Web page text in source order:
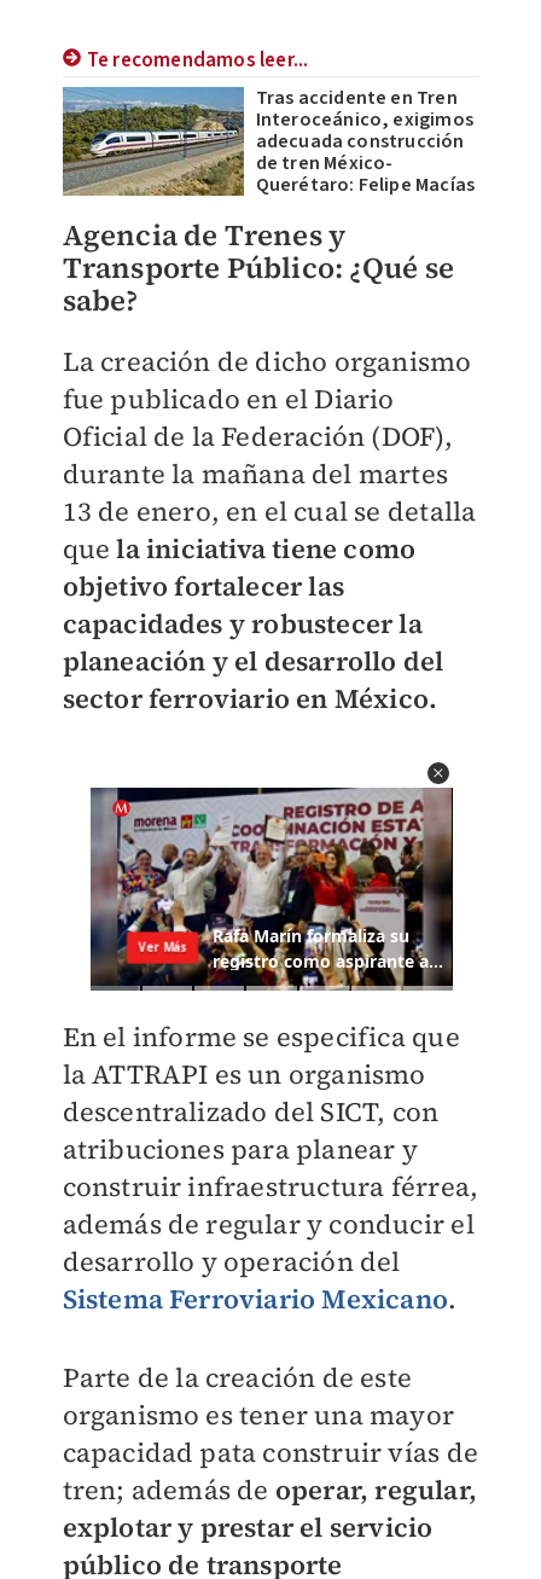
Te recomendamos leer...
Tras accidente en Tren
Interoceánico, exigimos
adecuada construcción
de tren México-
Querétaro: Felipe Macías
Agencia de Trenes y
Transporte Público: ¿Qué se
sabe?
La creación de dicho organismo
fue publicado en el Diario
Oficial de la Federación (DOF),
durante la mañana del martes
13 de enero, en el cual se detalla
quela iniciativa tiene como
objetivo fortalecer las
capacidades y robustecer la
planeación y el desarrollo del
sector ferroviario en México.
En el informe se especifica que
la ATTRAPI es un organismo
descentralizado del SICT, con
atribuciones para planear y
construir infraestructura férrea,
además de regular y conducir el
desarrollo y operación del
Sistema Ferroviario Mexicano.
Parte de la creación de este
organismo es tener una mayor
capacidad pata construir vías de
tren; además de operar, regular,
explotar y prestar el servicio
público de transporte